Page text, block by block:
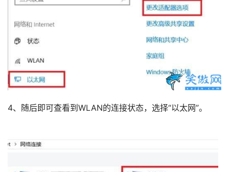
4、随后即可查看到WLAN的连接状态，选择“以太网”。